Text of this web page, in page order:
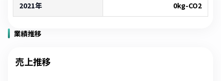
2021年 0kg-CO2
業績推移
売上推移